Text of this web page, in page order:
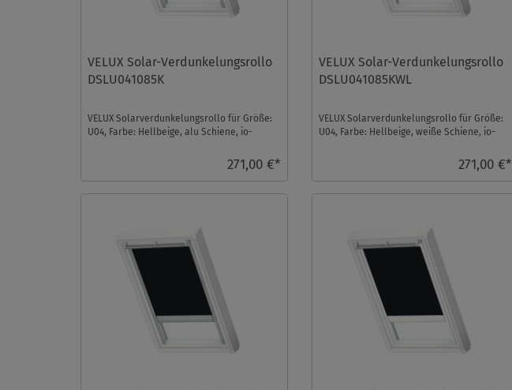
VELUX Solar-Verdunkelungsrollo
DSLU041085K
VELUX Solarverdunkelungsrollo für Größe:
U04, Farbe: Hellbeige, alu Schiene, io-
271,00 €*
VELUX Solar-Verdunkelungsrollo
DSLU041085KWL
VELUX Solarverdunkelungsrollo für Größe:
U04, Farbe: Hellbeige, weiße Schiene, io-
271,00 €*